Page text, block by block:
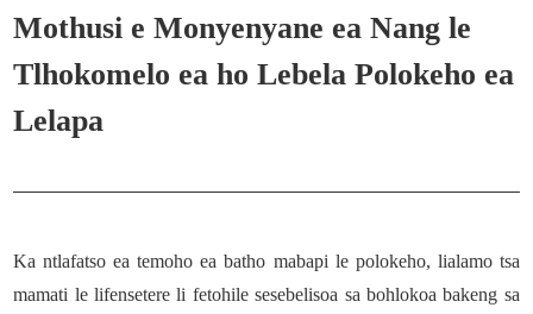
Mothusi e Monyenyane ea Nang le
Tlhokomelo ea ho Lebela Polokeho ea
Lelapa
Ka ntlafatso ea temoho ea batho mabapi le polokeho, lialamo tsa
mamati le lifensetere li fetohile sesebelisoa sa bohlokoa bakeng sa